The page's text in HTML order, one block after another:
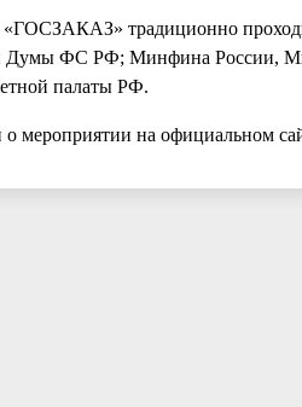
традиционно
Думы ФС РФ; Минфина России,
палаты РФ.
о мероприятии на официальном